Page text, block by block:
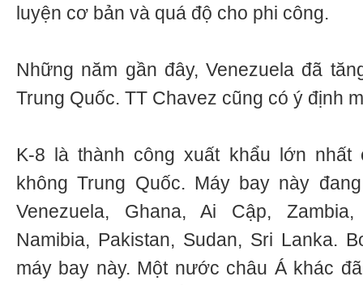
luyện cơ bản và quá độ cho phi công.
Những năm gần đây, Venezuela đã
Trung Quốc. TT Chavez cũng có ý định
K-8 là thành công xuất khẩu lớn nhất
không Trung Quốc. Máy bay này
Venezuela, Ghana, Ai Cập, Zambia,
Namibia, Pakistan, Sudan, Sri Lanka.
máy bay này. Một nước châu Á khác